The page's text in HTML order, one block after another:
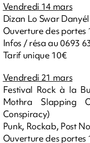
Vendredi 14 mars
Dizan Lo Swar
Ouverture des portes
Infos / résa au 0693
Tarif unique 10€
Vendredi 21 mars
Festival Rock à la
Mothra Slapping
Conspiracy)
Punk, Rockab, Post
Ouverture des portes